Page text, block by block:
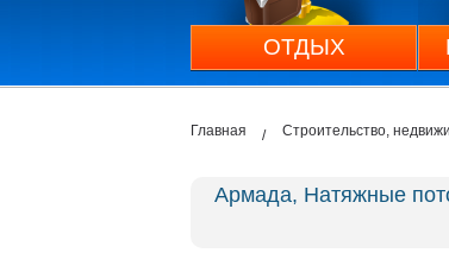
ОТДЫХ
Главная Строительство,
Армада, Натяжные